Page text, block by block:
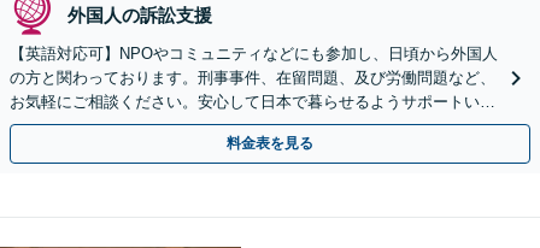
外国人の訴訟支援
【英語対応可】NPOやコミュニティなどにも参加し、日頃から外国人
の方と関わっております。刑事事件、在留問題、及び労働問題など、
お気軽にご相談ください。安心して日本で暮らせるようサポートいた
します【夜間・休日相談OK】【北浜駅2分】
料金表を見る